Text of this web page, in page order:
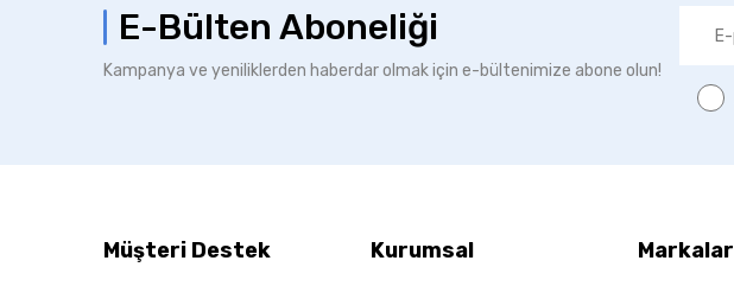
E-Bülten Aboneliği
Kampanya ve yeniliklerden haberdar olmak için e-bültenimize abone olun!
Müşteri Destek Kurumsal Markalar